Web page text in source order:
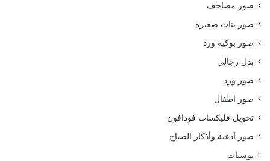
صور مصاحف
صور بنات صغيره
صور بوكيه ورد
بدل رجالي
صور ورد
صور اطفال
تحويل فليكسات فودافون
صور أدعية وأذكار الصباح
بوستات